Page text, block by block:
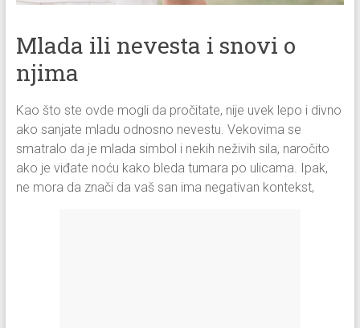
Mlada ili nevesta i snovi o
njima
Kao što ste ovde mogli da pročitate, nije uvek lepo i divno
ako sanjate mladu odnosno nevestu. Vekovima se
smatralo da je mlada simbol i nekih neživih sila, naročito
ako je viđate noću kako bleda tumara po ulicama. Ipak,
ne mora da znači da vaš san ima negativan kontekst,